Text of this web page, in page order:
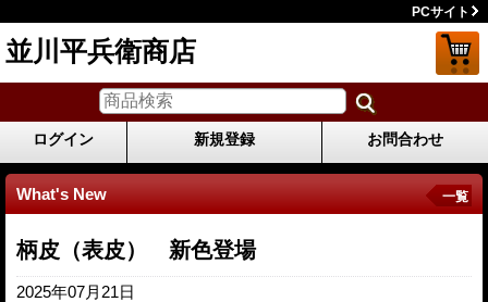
PCサイト
並川平兵衛商店
ログイン 新規登録 お問合わせ
What's New 一覧
柄皮（表皮） 新色登場
2025年07月21日